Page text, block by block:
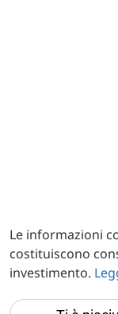
Le informazioni
costituiscono
investimento.